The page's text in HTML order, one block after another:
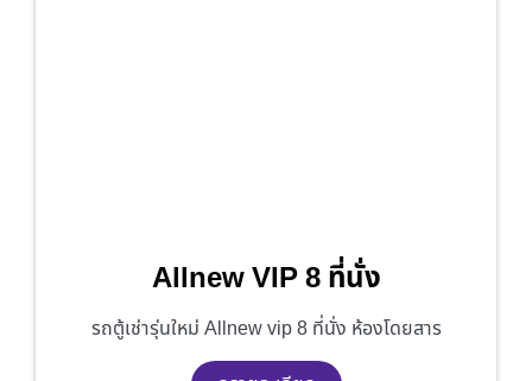
Allnew VIP 8 ที่นั่ง
รถตู้เช่ารุ่นใหม่ Allnew vip 8 ที่นั่ง ห้องโดยสาร